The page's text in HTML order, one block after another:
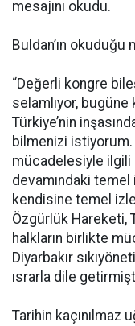
mesajını okudu.
Buldan’ın okuduğu
“Değerli kongre
selamlıyor,
Türkiye’nin
bilmenizi istiyorum.
mücadelesiyle ilgili
devamındaki temel
kendisine temel
Özgürlük Hareketi,
halkların birlikte
Diyarbakır
ısrarla dile
Tarihin kaçınılmaz